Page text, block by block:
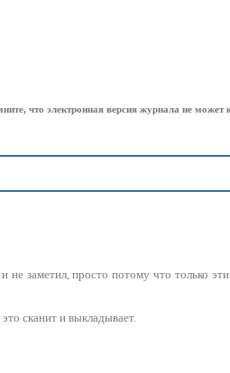
что электронная версия журнала не может
и не заметил, просто потому что только
сканит и выкладывает.